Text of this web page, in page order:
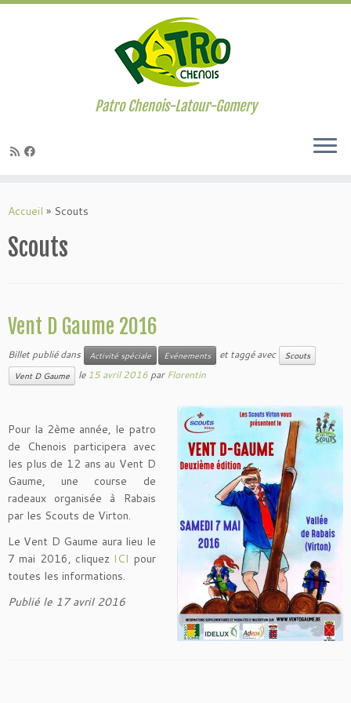
Passer
Patro Chenois-Latour-Gomery
Accueil » Scouts
Scouts
Vent D Gaume 2016
Billet publié dans Activité spéciale Evénements et taggé avec
Scouts
Vent D Gaume
le 15 avril 2016 parFlorentin
Pour la 2ème année, le patro
de Chenois participera avec
les plus de 12 ans au Vent D
Gaume, une course de
radeaux organisée à Rabais
par les Scouts de Virton.
Le Vent D Gaume aura lieu le
7 mai 2016, cliquez ICI pour
toutes les informations.
Publié le 17 avril 2016